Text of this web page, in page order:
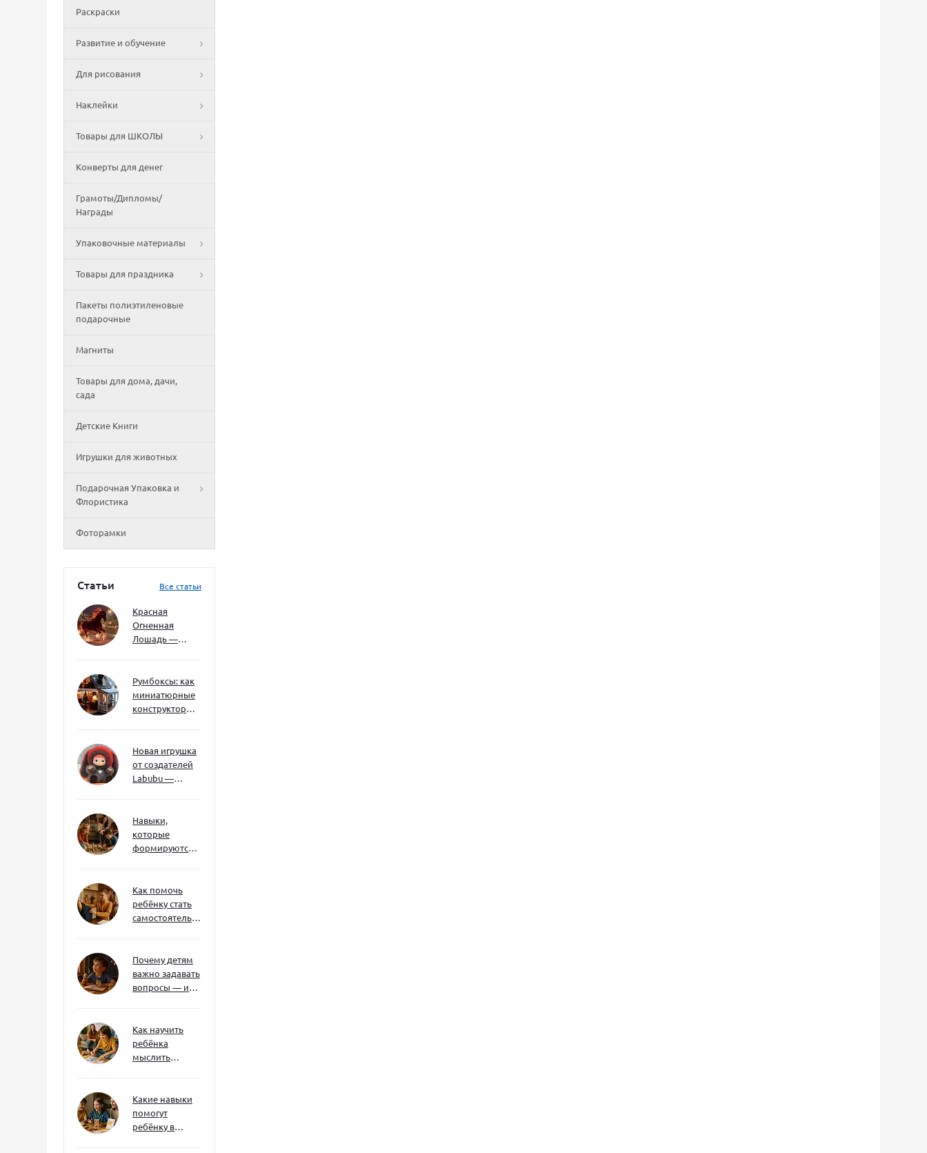
Раскраски
Развитие и обучение
Для рисования
Наклейки
Товары для ШКОЛЫ
Конверты для денег
Грамоты/Дипломы/
Награды
Упаковочные материалы
Товары для праздника
Пакеты полиэтиленовые
подарочные
Магниты
Товары для дома, дачи,
сада
Детские Книги
Игрушки для животных
Подарочная Упаковка и
Флористика
Фоторамки
Статьи Все статьи
Красная
Огненная
Лошадь —
ждать и как
подготовиться
Румбоксы: как
миниатюрные
конструкторы
мышление и
внимание к
деталям
Новая игрушка
от создателей
Labubu —
Навыки,
которые
формируются
ребёнка
успешным
Как помочь
ребёнку стать
самостоятельным
Почему детям
важно задавать
вопросы — и
Как научить
ребёнка
мыслить
сложностей
Какие навыки
помогут
ребёнку в